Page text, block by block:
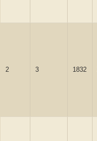
2 3 1832